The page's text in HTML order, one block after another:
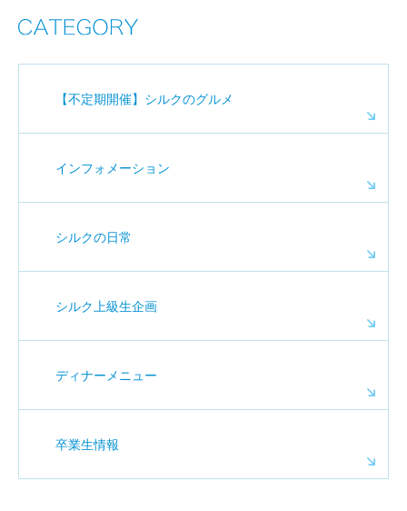
【不定期開催】シルクのグルメ
インフォメーション
シルクの日常
シルク上級生企画
ディナーメニュー
卒業生情報